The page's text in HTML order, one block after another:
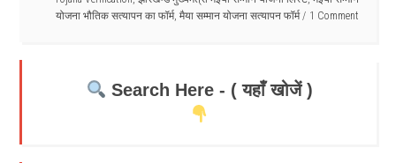
योजना भौतिक सत्यापन का फॉर्म, मैया सम्मान योजना सत्यापन फॉर्म 1 Comment
Search Here - ( यहाँ खोजें )